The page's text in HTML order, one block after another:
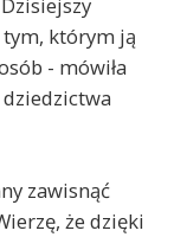
którym ją
- mówiła
zawisnąć
że dzięki